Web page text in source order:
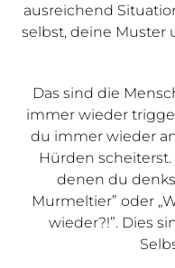
ausreichend
selbst, deine Muster
Das sind die
immer wieder
du immer wieder
Hürden
denen du
Murmeltier” oder
wieder?!”. Dies